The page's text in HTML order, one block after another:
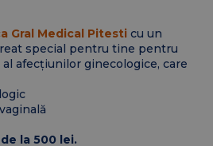
Gral Medical Pitesti cu un
special pentru tine pentru
afecțiunilor ginecologice, care
de la 500 lei.